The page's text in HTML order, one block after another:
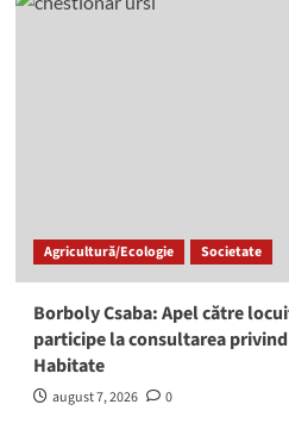
Agricultură/Ecologie Societate
Borboly Csaba: Apel către
participe la consultarea
Habitate
august 7, 2026 0